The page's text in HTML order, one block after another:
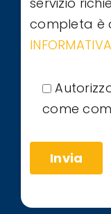
completa è
come